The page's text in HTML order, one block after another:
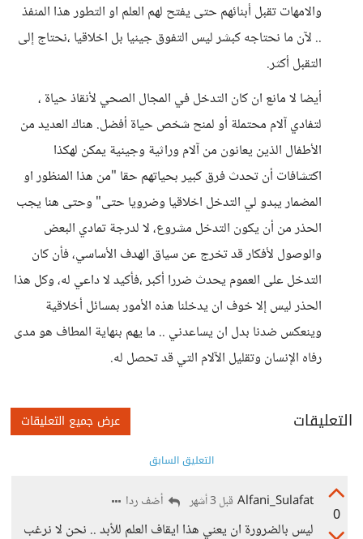
والامهات تقبل أبنائهم حتى يفتح لهم العلم او التطور هذا المنفذ
.. لآن ما نحتاجه كبشر ليس التفوق جينيا بل اخلاقيا ،نحتاج إلى
التقبل أكثر.
أيضا لا مانع ان كان التدخل في المجال الصحي لأنقاذ حياة ،
لتفادي آلام محتملة أو لمنح شخص حياة أفضل. هناك العديد من
الأطفال الذين يعانون من آلام وراثية وجينية يمكن لهكذا
اكتشافات أن تحدث فرق كبير بحياتهم حقا "من هذا المنظور او
المضمار يبدو لي التدخل اخلاقيا وضرويا حتى" وحتى هنا يجب
الحذر من أن يكون التدخل مشروع، لا لدرجة تمادي البعض
والوصول لأفكار قد تخرج عن سياق الهدف الأساسي، فأن كان
التدخل على العموم يحدث ضررا أكبر ،فأكيد لا داعي له، وكل هذا
الحذر ليس إلا خوف ان يدخلنا هذه الأمور بمسائل أخلاقية
وينعكس ضدنا بدل ان يساعدني .. ما يهم بنهاية المطاف هو مدى
رفاه الإنسان وتقليل الآلام التي قد تحصل له.
التعليقات عرض جميع التعليقات
التعليق السابق
0
Alfani_Sulafat قبل 3 أشهر أضف ردا
ليس بالضرورة ان يعني هذا ايقاف العلم للأبد .. نحن لا نرغب